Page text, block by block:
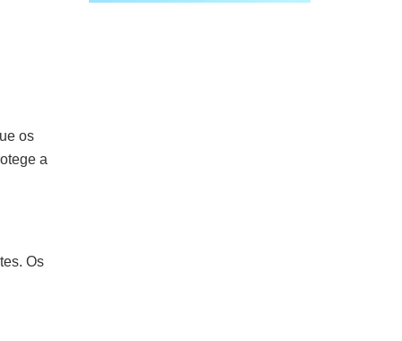
os
a
Os